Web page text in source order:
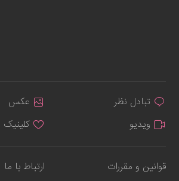
تبادل نظر
عکس
ویدیو
کلینیک
قوانین و مقررات ارتباط با ما